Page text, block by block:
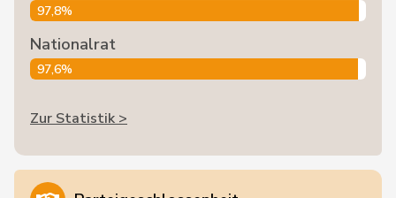
97,8%
Nationalrat
97,6%
Zur Statistik >